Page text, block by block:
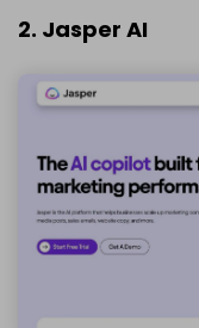
2. Jasper AI